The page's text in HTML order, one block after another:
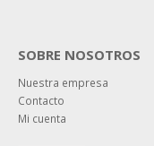
SOBRE NOSOTROS
Nuestra empresa
Contacto
Mi cuenta